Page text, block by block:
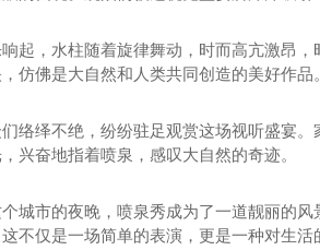
起，水柱随着旋律舞动，时而高亢激昂
仿佛是大自然和人类共同创造的美好作品。
络绎不绝，纷纷驻足观赏这场视听盛宴
兴奋地指着喷泉，感叹大自然的奇迹。
城市的夜晚，喷泉秀成为了一道靓丽的
不仅是一场简单的表演，更是一种对生活